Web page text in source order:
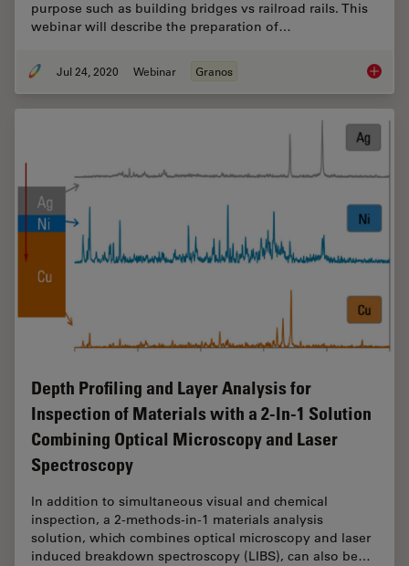
purpose such as building bridges vs railroad rails. This
webinar will describe the preparation of…
Jul 24, 2020 Webinar Granos
Depth Profiling and Layer Analysis for
Inspection of Materials with a 2-In-1 Solution
Combining Optical Microscopy and Laser
Spectroscopy
In addition to simultaneous visual and chemical
inspection, a 2-methods-in-1 materials analysis
solution, which combines optical microscopy and laser
induced breakdown spectroscopy (LIBS), can also be…